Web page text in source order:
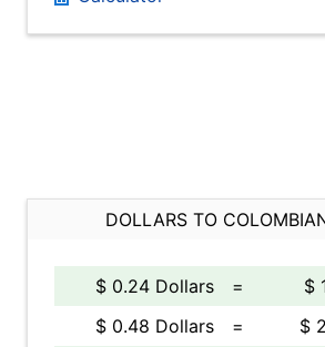
DOLLARS TO
$ 0.24 Dollars =
$
$ 0.48 Dollars
=
$